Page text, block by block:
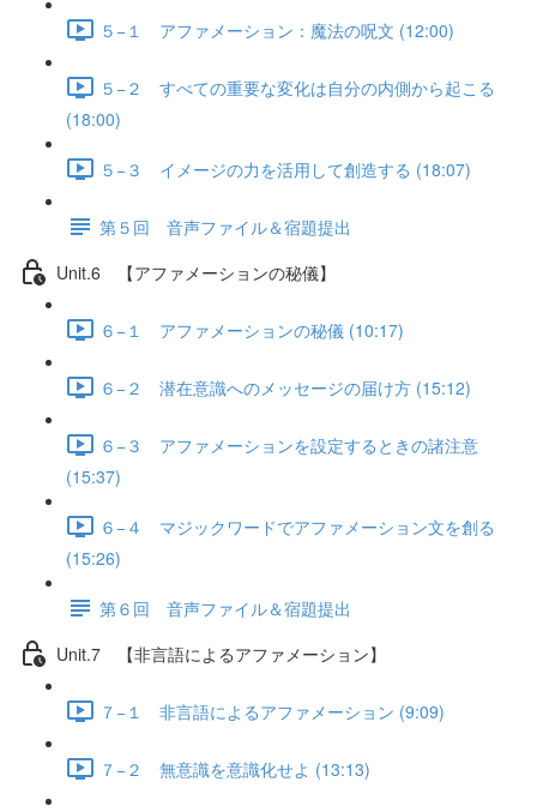
５−１ アファメーション：魔法の呪文 (12:00)
５−２ すべての重要な変化は自分の内側から起こる
(18:00)
５−３ イメージの力を活用して創造する (18:07)
第５回 音声ファイル＆宿題提出
Unit.6 【アファメーションの秘儀】
６−１ アファメーションの秘儀 (10:17)
６−２ 潜在意識へのメッセージの届け方 (15:12)
６−３ アファメーションを設定するときの諸注意
(15:37)
６−４ マジックワードでアファメーション文を創る
(15:26)
第６回 音声ファイル＆宿題提出
Unit.7 【非言語によるアファメーション】
７−１ 非言語によるアファメーション (9:09)
７−２ 無意識を意識化せよ (13:13)